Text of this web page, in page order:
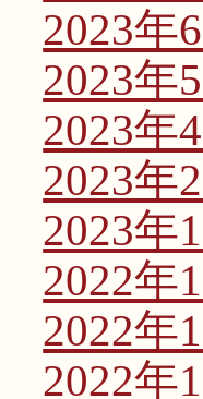
2023年
2023年
2023年
2023年
2023年
2022年
2022年
2022年